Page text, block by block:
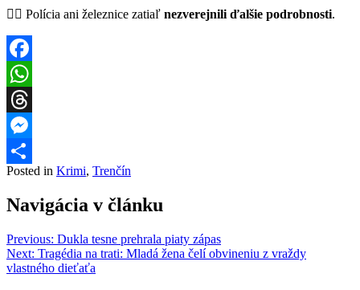
🕵️‍♂️ Polícia ani železnice zatiaľ nezverejnili ďalšie podrobnosti.
Facebook
WhatsApp
Threads
Messenger
Share
Posted in Krimi, Trenčín
Navigácia v článku
Previous: Dukla tesne prehrala piaty zápas
Next: Tragédia na trati: Mladá žena čelí obvineniu z vraždy
vlastného dieťaťa